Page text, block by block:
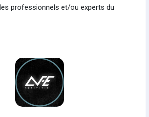
professionnels et/ou experts du